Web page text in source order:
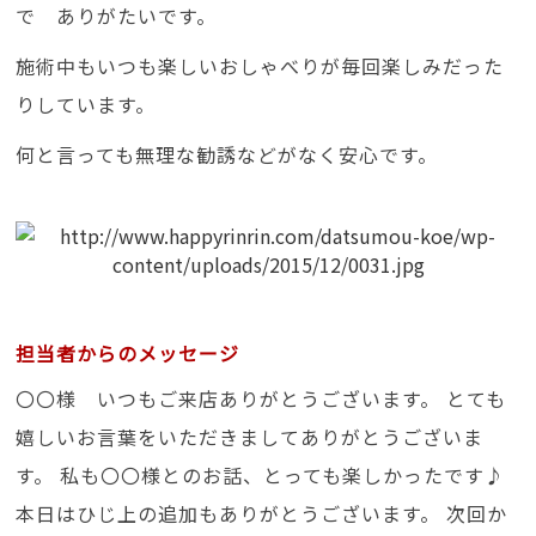
で ありがたいです。
施術中もいつも楽しいおしゃべりが毎回楽しみだった
りしています。
何と言っても無理な勧誘などがなく安心です。
担当者からのメッセージ
〇〇様 いつもご来店ありがとうございます。 とても
嬉しいお言葉をいただきましてありがとうございま
す。 私も〇〇様とのお話、とっても楽しかったです♪
本日はひじ上の追加もありがとうございます。 次回か